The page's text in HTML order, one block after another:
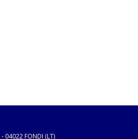
- 04022 FONDI (LT)